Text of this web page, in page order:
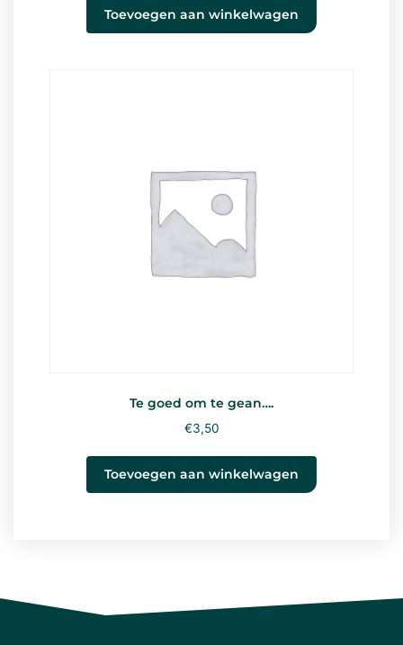
Toevoegen aan winkelwagen
Te goed om te gean….
€3,50
Toevoegen aan winkelwagen